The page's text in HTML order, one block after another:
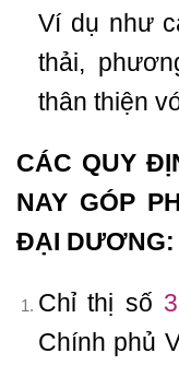
Ví dụ như
thải,
thân thiện
CÁC QUY
NAY GÓP
ĐẠI DƯƠNG:
Chỉ thị số
Chính phủ